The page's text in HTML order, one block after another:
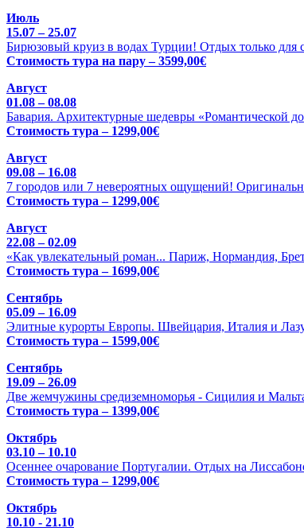
Июль
15.07 – 25.07
Бирюзовый круиз в водах Турции! Отдых только
Стоимость тура на пару – 3599,00€
Август
01.08 – 08.08
Бавария. Архитектурные шедевры «Романтической
Стоимость тура – 1299,00€
Август
09.08 – 16.08
7 городов или 7 невероятных ощущений!
Стоимость тура – 1299,00€
Август
22.08 – 02.09
«Как увлекательный роман... Париж, Нормандия,
Стоимость тура – 1699,00€
Сентябрь
05.09 – 16.09
Элитные курорты Европы. Швейцария, Италия и
Стоимость тура – 1599,00€
Сентябрь
19.09 – 26.09
Две жемчужины средиземноморья - Сицилия и
Стоимость тура – 1399,00€
Октябрь
03.10 – 10.10
Осеннее очарование Португалии. Отдых на
Стоимость тура – 1299,00€
Октябрь
10.10 - 21.10